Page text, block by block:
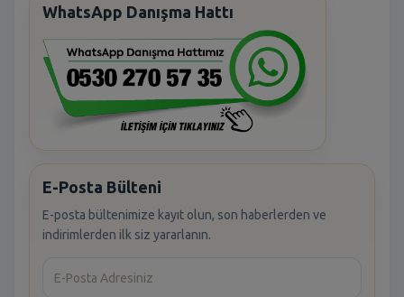
WhatsApp Danışma Hattı
E-Posta Bülteni
E-posta bültenimize kayıt olun, son haberlerden ve
indirimlerden ilk siz yararlanın.